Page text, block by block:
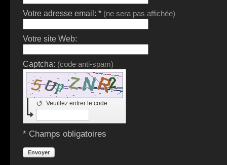
Votre adresse email: * (ne sera pas affichée)
Votre site Web:
Captcha: (code anti-spam)
Veuillez entrer le code.
↺
* Champs obligatoires
Envoyer